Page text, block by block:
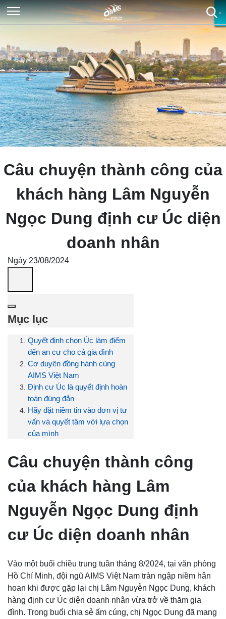
Câu chuyện thành công của
khách hàng Lâm Nguyễn
Ngọc Dung định cư Úc diện
doanh nhân
Ngày 23/08/2024
Mục lục
Quyết định chọn Úc làm điểm
đến an cư cho cả gia đình
Cơ duyên đồng hành cùng
AIMS Việt Nam
Định cư Úc là quyết định hoàn
toàn đúng đắn
Hãy đặt niềm tin vào đơn vị tư
vấn và quyết tâm với lựa chọn
của mình
Câu chuyện thành công
của khách hàng Lâm
Nguyễn Ngọc Dung định
cư Úc diện doanh nhân
Vào một buổi chiều trung tuần tháng 8/2024, tại văn phòng
Hồ Chí Minh, đội ngũ AIMS Việt Nam tràn ngập niềm hân
hoan khi được gặp lại chị Lâm Nguyễn Ngọc Dung, khách
hàng định cư Úc diện doanh nhân vừa trở về thăm gia
đình. Trong buổi chia sẻ ấm cúng, chị Ngọc Dung đã mang
×
×
×
×